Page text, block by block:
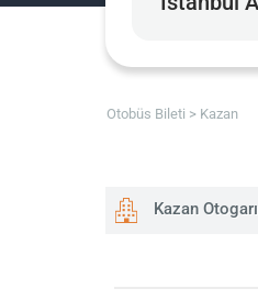
Otobüs Bileti Kazan
Kazan Otogarı